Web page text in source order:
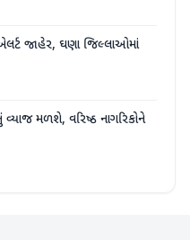
જાહેર, ઘણા જિલ્લાઓમાં
મળશે, વરિષ્ઠ નાગરિકોને